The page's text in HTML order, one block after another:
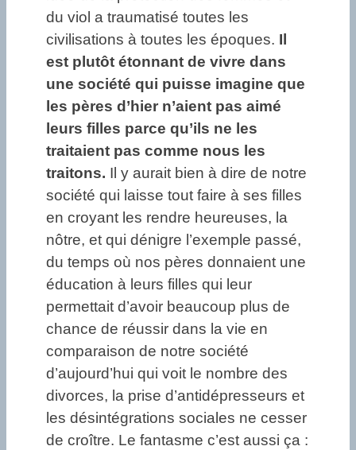
du viol a traumatisé toutes les
civilisations à toutes les époques. Il
est plutôt étonnant de vivre dans
une société qui puisse imagine que
les pères d’hier n’aient pas aimé
leurs filles parce qu’ils ne les
traitaient pas comme nous les
traitons. Il y aurait bien à dire de notre
société qui laisse tout faire à ses filles
en croyant les rendre heureuses, la
nôtre, et qui dénigre l’exemple passé,
du temps où nos pères donnaient une
éducation à leurs filles qui leur
permettait d’avoir beaucoup plus de
chance de réussir dans la vie en
comparaison de notre société
d’aujourd’hui qui voit le nombre des
divorces, la prise d’antidépresseurs et
les désintégrations sociales ne cesser
de croître. Le fantasme c’est aussi ça :